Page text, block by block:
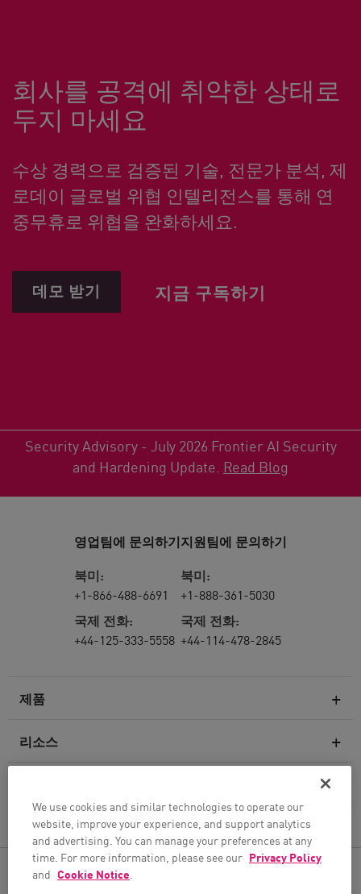
회사를 공격에 취약한 상태로
두지 마세요
수상 경력으로 검증된 기술, 전문가 분석, 제
로데이 글로벌 위협 인텔리전스를 통해 연
중무휴로 위협을 완화하세요.
데모 받기 지금 구독하기
Security Advisory - July 2026 Frontier AI Security
and Hardening Update. Read Blog
제품
차세대 방화벽
클라우드 네트워크 보안
WAF
리소스
회사
영업팀에 문의하기
북미:
+1-866-488-6691
국제 전화:
+44-125-333-5558
지원팀에 문의하기
북미:
+1-888-361-5030
국제 전화:
+44-114-478-2845
팔로우하기
We use cookies and similar technologies to operate our
website, improve your experience, and support analytics
and advertising. You can manage your preferences at any
time. For more information, please see our Privacy Policy
and Cookie Notice.